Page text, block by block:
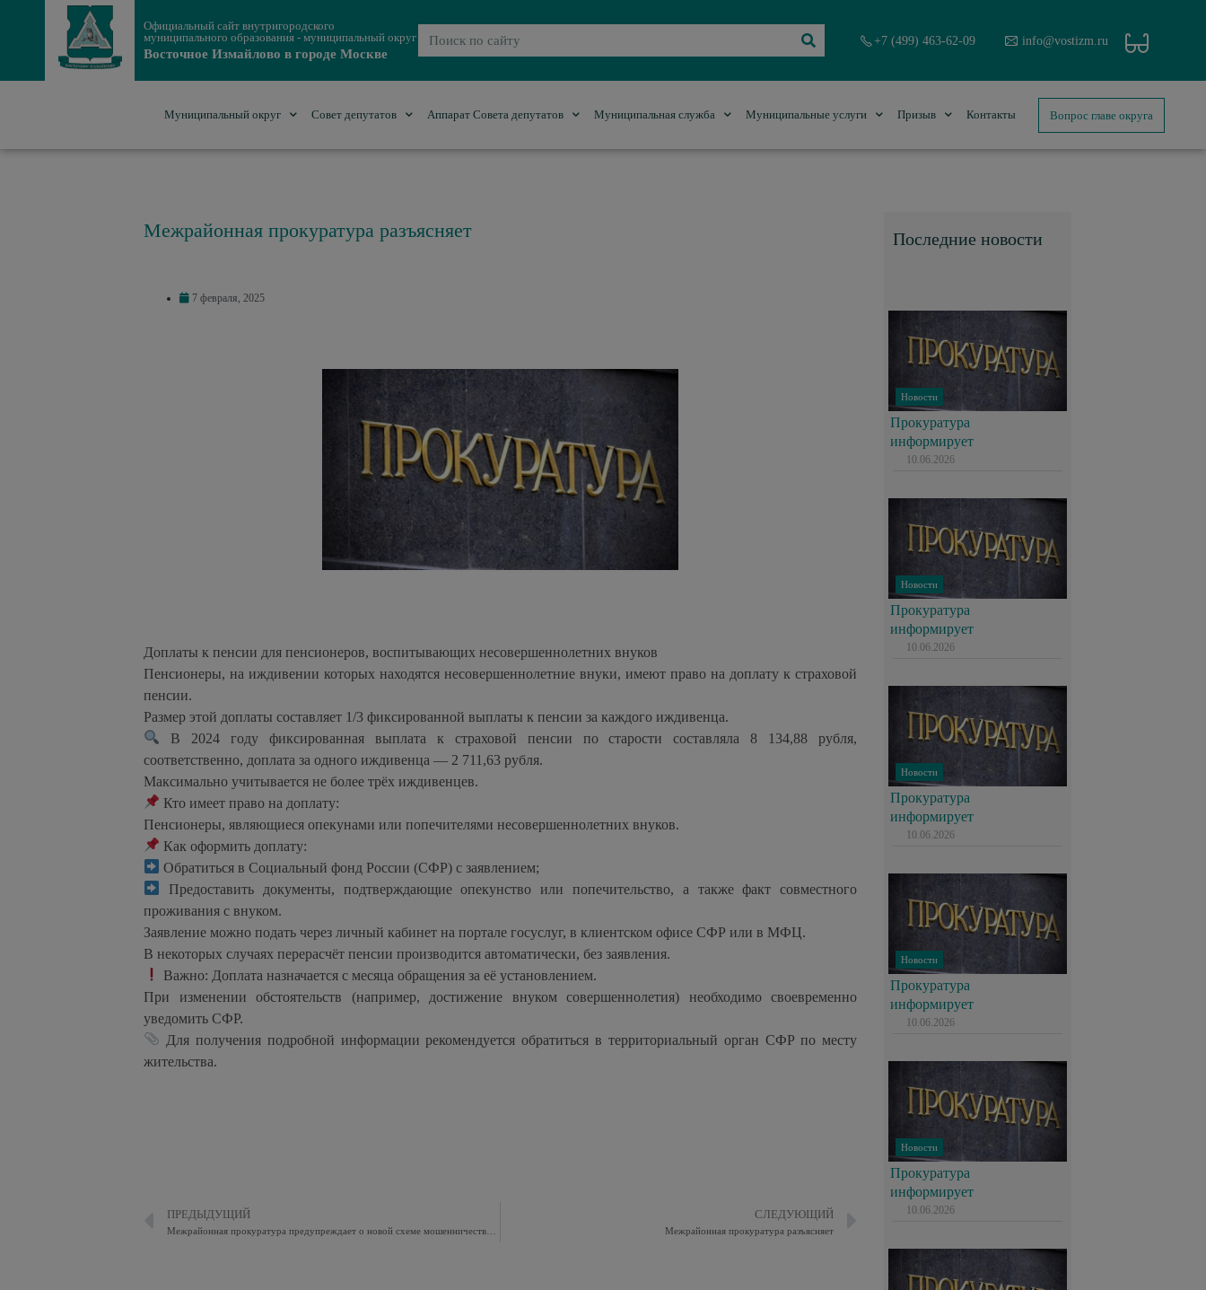
Официальный сайт внутригородского
муниципального образования - муниципальный округ
Восточное Измайлово в городе Москве
+7 (499) 463-62-09 info@vostizm.ru
Муниципальный округ Совет депутатов Аппарат Совета депутатов Муниципальная служба Муниципальные услуги Призыв Контакты Вопрос главе округа
Межрайонная прокуратура разъясняет
7 февраля, 2025
️Доплаты к пенсии для пенсионеров, воспитывающих несовершеннолетних внуков
Пенсионеры, на иждивении которых находятся несовершеннолетние внуки, имеют право на доплату к страховой
пенсии.
Размер этой доплаты составляет 1/3 фиксированной выплаты к пенсии за каждого иждивенца.
В 2024 году фиксированная выплата к страховой пенсии по старости составляла 8 134,88 рубля,
соответственно, доплата за одного иждивенца — 2 711,63 рубля.
Максимально учитывается не более трёх иждивенцев.
Кто имеет право на доплату:
Пенсионеры, являющиеся опекунами или попечителями несовершеннолетних внуков.
Как оформить доплату:
Обратиться в Социальный фонд России (СФР) с заявлением;
Предоставить документы, подтверждающие опекунство или попечительство, а также факт совместного
проживания с внуком.
Заявление можно подать через личный кабинет на портале госуслуг, в клиентском офисе СФР или в МФЦ.
В некоторых случаях перерасчёт пенсии производится автоматически, без заявления.
Важно: Доплата назначается с месяца обращения за её установлением.
При изменении обстоятельств (например, достижение внуком совершеннолетия) необходимо своевременно
уведомить СФР.
Для получения подробной информации рекомендуется обратиться в территориальный орган СФР по месту
жительства.
ПРЕДЫДУЩИЙ СЛЕДУЮЩИЙ
Межрайонная прокуратура разъясняет
Последние новости
Новости
Прокуратура
информирует
10.06.2026
Новости
Прокуратура
информирует
10.06.2026
Новости
Прокуратура
информирует
10.06.2026
Новости
Прокуратура
информирует
10.06.2026
Новости
Прокуратура
информирует
10.06.2026